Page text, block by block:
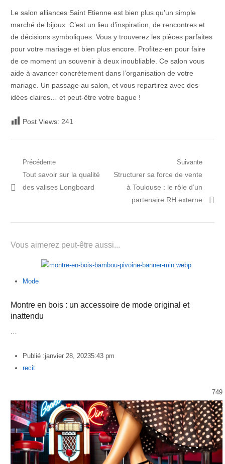
Le salon alliances Saint Etienne est bien plus qu’un simple
marché de bijoux. C’est un lieu d’inspiration, de rencontres et
de décisions symboliques. Vous y trouverez les pièces parfaites
pour votre mariage et bien plus encore. Profitez-en pour faire
de ce moment un souvenir à deux inoubliable. Ce salon vous
aide à avancer concrètement dans l’organisation de votre
mariage. Un passage au salon, et vous repartirez avec des
idées claires… et peut-être votre bague !
Post Views: 241
Navigation
de
Précédente
Post
précédent:
Tout savoir sur la qualité
des valises Longboard
Suivante
Prochain
article:
Structurer sa force de vente
à Toulouse : le rôle d’un
partenaire RH externe
Vous aimerez peut-être aussi...
Mode
Montre en bois : un accessoire de mode original et
inattendu
Publié :janvier 28, 20235:43 pm
Author
recit
749